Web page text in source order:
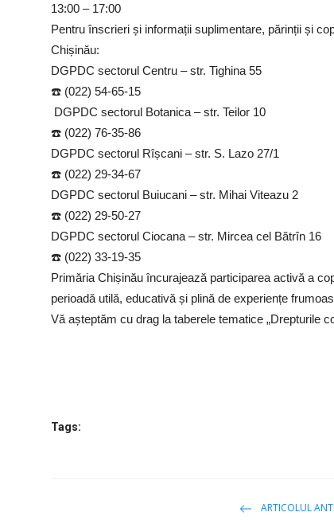
13:00 – 17:00
Pentru înscrieri și informații suplimentare, părinții și
Chișinău:
DGPDC sectorul Centru – str. Tighina 55
☎️ (022) 54-65-15
DGPDC sectorul Botanica – str. Teilor 10
☎️ (022) 76-35-86
DGPDC sectorul Rîșcani – str. S. Lazo 27/1
☎️ (022) 29-34-67
DGPDC sectorul Buiucani – str. Mihai Viteazu 2
☎️ (022) 29-50-27
DGPDC sectorul Ciocana – str. Mircea cel Bătrîn 16
☎️ (022) 33-19-35
Primăria Chișinău încurajează participarea activă a
perioadă utilă, educativă și plină de experiențe
Vă așteptăm cu drag la taberele tematice „Drepturile
Tags:
ARTICOLUL